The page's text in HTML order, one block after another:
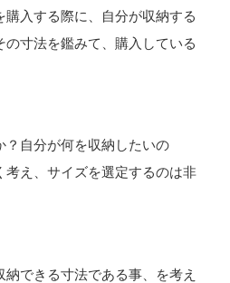
購入する際に、自分が収納する
の寸法を鑑みて、購入している
？自分が何を収納したいの
考え、サイズを選定するのは非
できる寸法である事、を考え